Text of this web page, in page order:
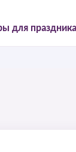
для праздника